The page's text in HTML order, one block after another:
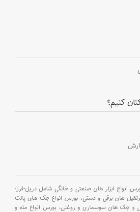
کنیم؟
انواع ابزار های صنعتی و خانگی شامل دریل-فرز-
های برقی و دستی، بورس انواع جک های پالت
و جک های سوسماری و روغنی، بورس انواع مته و